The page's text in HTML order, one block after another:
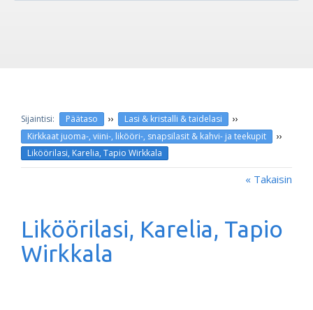
Päätaso ›› Lasi & kristalli & taidelasi ››
Kirkkaat juoma-, viini-, likööri-, snapsilasit & kahvi- ja teekupit ››
Liköörilasi, Karelia, Tapio Wirkkala
« Takaisin
Liköörilasi, Karelia, Tapio
Wirkkala